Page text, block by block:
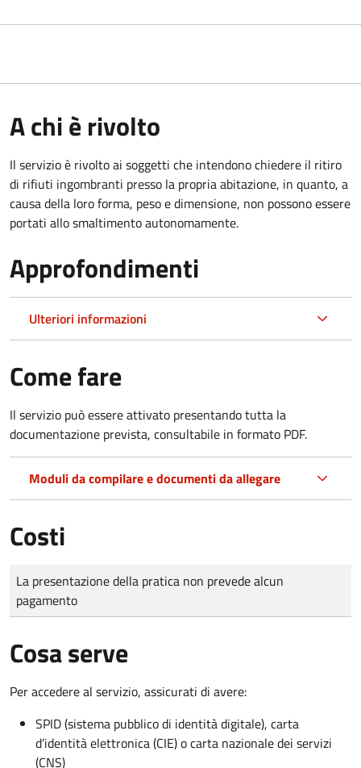
A chi è rivolto
Il servizio è rivolto ai soggetti che intendono chiedere il ritiro
di rifiuti ingombranti presso la propria abitazione, in quanto, a
causa della loro forma, peso e dimensione, non possono essere
portati allo smaltimento autonomamente.
Approfondimenti
Ulteriori informazioni
Come fare
Il servizio può essere attivato presentando tutta la
documentazione prevista, consultabile in formato PDF.
Moduli da compilare e documenti da allegare
Costi
Tipo di pagamento
Importo
La presentazione della pratica non prevede alcun
pagamento
Cosa serve
Per accedere al servizio, assicurati di avere:
SPID (sistema pubblico di identità digitale), carta
d’identità elettronica (CIE) o carta nazionale dei servizi
(CNS)